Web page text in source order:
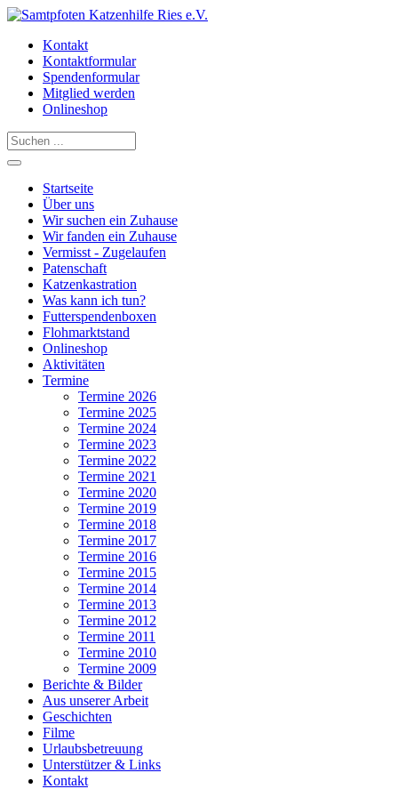
Kontakt
Kontaktformular
Spendenformular
Mitglied werden
Onlineshop
Startseite
Über uns
Wir suchen ein Zuhause
Wir fanden ein Zuhause
Vermisst - Zugelaufen
Patenschaft
Katzenkastration
Was kann ich tun?
Futterspendenboxen
Flohmarktstand
Onlineshop
Aktivitäten
Termine
Termine 2026
Termine 2025
Termine 2024
Termine 2023
Termine 2022
Termine 2021
Termine 2020
Termine 2019
Termine 2018
Termine 2017
Termine 2016
Termine 2015
Termine 2014
Termine 2013
Termine 2012
Termine 2011
Termine 2010
Termine 2009
Berichte & Bilder
Aus unserer Arbeit
Geschichten
Filme
Urlaubsbetreuung
Unterstützer & Links
Kontakt